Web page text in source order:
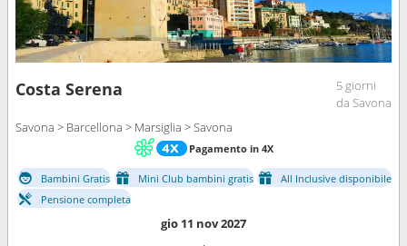
Costa Serena
5 giorni
da Savona
Savona > Barcellona > Marsiglia > Savona
Pagamento in 4X
Bambini Gratis Mini Club bambini gratis
All Inclusive disponibile
Pensione completa
gio 11 nov 2027